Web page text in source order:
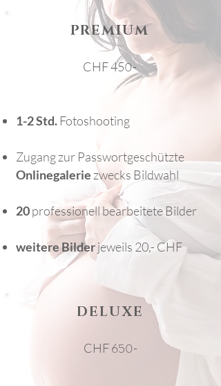
PREMIUM
CHF 450-
1-2 Std. Fotoshooting
Zugang zur Passwortgeschützte
Onlinegalerie zwecks Bildwahl
20professionell bearbeitete Bilder
weitere Bilderjeweils 20,- CHF
DELUXE
CHF 650-